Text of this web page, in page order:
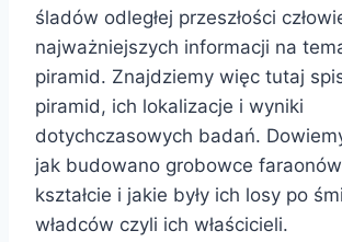
śladów odległej przeszłości
najważniejszych informacji na
piramid. Znajdziemy więc tutaj
piramid, ich lokalizacje i wyniki
dotychczasowych badań.
jak budowano grobowce
kształcie i jakie były ich losy po
władców czyli ich właścicieli.